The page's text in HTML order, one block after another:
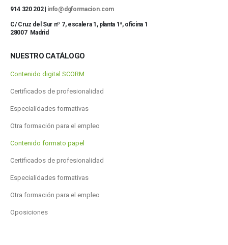
914 320 202 | info@dgformacion.com
C/ Cruz del Sur nº 7, escalera 1, planta 1ª, oficina 1
28007 Madrid
NUESTRO CATÁLOGO
Contenido digital SCORM
Certificados de profesionalidad
Especialidades formativas
Otra formación para el empleo
Contenido formato papel
Certificados de profesionalidad
Especialidades formativas
Otra formación para el empleo
Oposiciones